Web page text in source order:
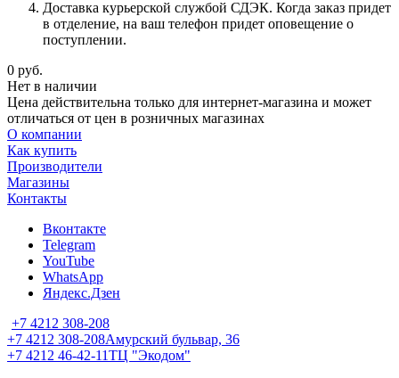
Доставка курьерской службой СДЭК. Когда заказ придет
в отделение, на ваш телефон придет оповещение о
поступлении.
0 руб.
Нет в наличии
Цена действительна только для интернет-магазина и может
отличаться от цен в розничных магазинах
О компании
Как купить
Производители
Магазины
Контакты
Вконтакте
Telegram
YouTube
WhatsApp
Яндекс.Дзен
+7 4212 308-208
+7 4212 308-208Амурский бульвар, 36
+7 4212 46-42-11ТЦ "Экодом"